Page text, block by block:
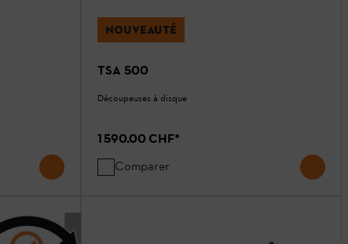
NOUVEAUTÉ
TSA 500
Découpeuses à disque
1 590.00 CHF*
Comparer